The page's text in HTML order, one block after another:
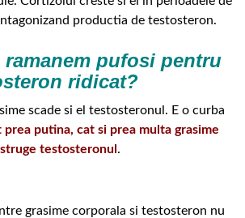
productia de testosteron.
ramanem pufosi pentru
ridicat?
scade si el testosteronul. E o curba
prea putina, cat si prea multa grasime
testosteronul .
grasime corporala si testosteron nu